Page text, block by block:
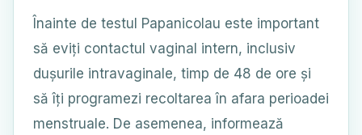
Înainte de testul Papanicolau este important
să eviți contactul vaginal intern, inclusiv
dușurile intravaginale, timp de 48 de ore și
să îți programezi recoltarea în afara perioadei
menstruale. De asemenea, informează